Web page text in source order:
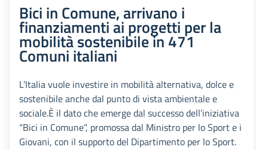
Bici in Comune, arrivano i
finanziamenti ai progetti per la
mobilità sostenibile in 471
Comuni italiani
L’Italia vuole investire in mobilità alternativa, dolce e
sostenibile anche dal punto di vista ambientale e
sociale.È il dato che emerge dal successo dell’iniziativa
“Bici in Comune”, promossa dal Ministro per lo Sport e i
Giovani, con il supporto del Dipartimento per lo Sport.